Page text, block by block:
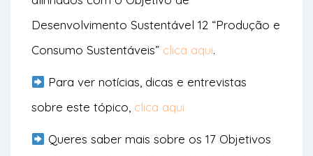
Desenvolvimento Sustentável 12 “Produção e
Consumo Sustentáveis” clica aqui.
Para ver notícias, dicas e entrevistas
sobre este tópico, clica aqui
Queres saber mais sobre os 17 Objetivos